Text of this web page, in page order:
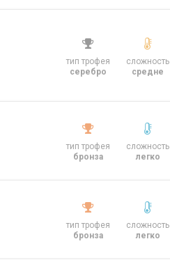
тип трофея
серебро
сложность
средне
тип трофея
бронза
сложность
легко
тип трофея
бронза
сложность
легко